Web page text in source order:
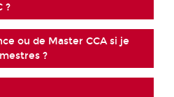
?
ou de Master CCA si je
?